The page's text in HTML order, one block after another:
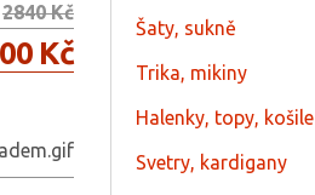
2840 Kč
Kč
Šaty, sukně
Trika, mikiny
Halenky, topy, košile
Svetry, kardigany